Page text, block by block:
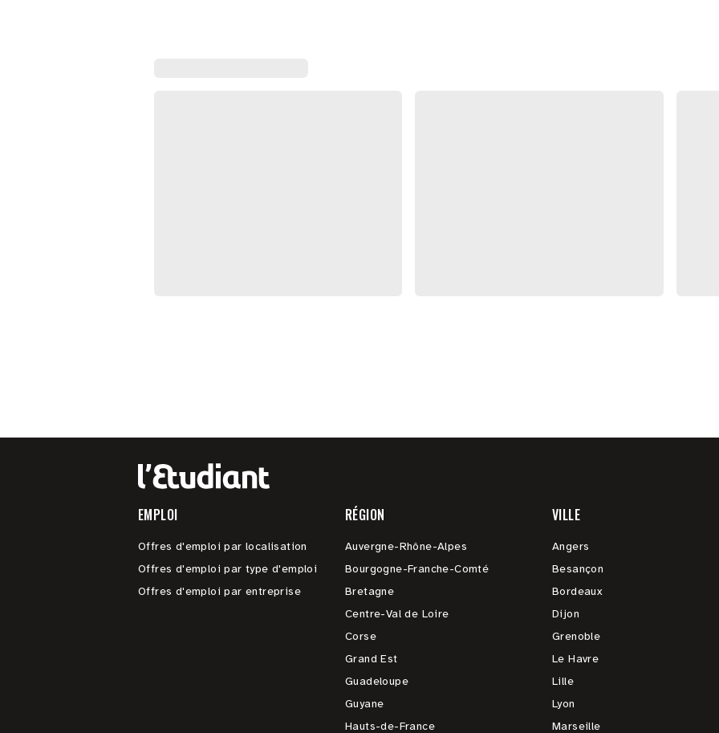
EMPLOI
Offres d'emploi par localisation
Offres d'emploi par type d'emploi
Offres d'emploi par entreprise
RÉGION
Auvergne-Rhône-Alpes
Bourgogne-Franche-Comté
Bretagne
Centre-Val de Loire
Corse
Grand Est
Guadeloupe
Guyane
Hauts-de-France
VILLE
Angers
Besançon
Bordeaux
Dijon
Grenoble
Le Havre
Lille
Lyon
Marseille